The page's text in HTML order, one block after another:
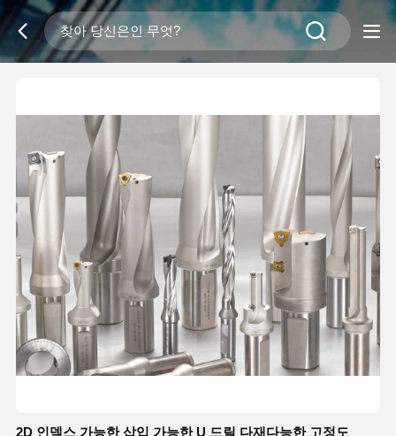
2D 인덱스 가능한 삽입 가능한 U 드릴 다재다능한 고정도